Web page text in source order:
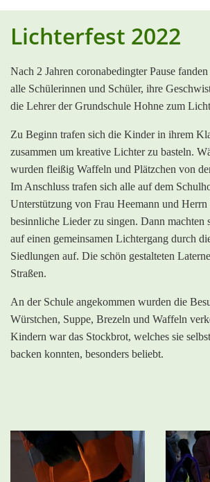
Lichterfest 2022
Nach 2 Jahren coronabedingter Pause
alle Schülerinnen und Schüler, ihre
die Lehrer der Grundschule Hohne zum
Zu Beginn trafen sich die Kinder in ihrem
zusammen um kreative Lichter zu basteln.
wurden fleißig Waffeln und Plätzchen von
Im Anschluss trafen sich alle auf dem
Unterstützung von Frau Heemann und
besinnliche Lieder zu singen. Dann machten
auf einen gemeinsamen Lichtergang durch
Siedlungen auf. Die schön gestalteten
Straßen.
An der Schule angekommen wurden die
Würstchen, Suppe, Brezeln und Waffeln
Kindern war das Stockbrot, welches sie
backen konnten, besonders beliebt.